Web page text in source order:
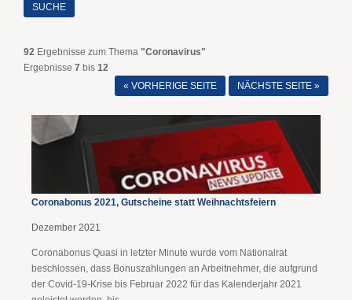
SUCHE
92 Ergebnisse zum Thema "Coronavirus"
Ergebnisse 7 bis 12
« VORHERIGE SEITE
NÄCHSTE SEITE »
Coronabonus 2021, Gutscheine statt Weihnachtsfeiern
Dezember 2021
Coronabonus Quasi in letzter Minute wurde vom Nationalrat
beschlossen, dass Bonuszahlungen an Arbeitnehmer, die aufgrund
der Covid-19-Krise bis Februar 2022 für das Kalenderjahr 2021